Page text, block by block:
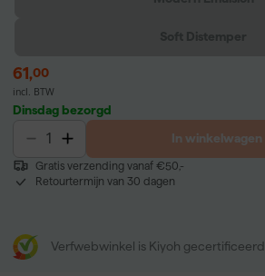
61,00
incl. BTW
Dinsdag bezorgd
In winkelwagen
Gratis verzending vanaf €50,-
Retourtermijn van 30 dagen
Verfwebwinkel is Kiyoh gecertificeerd